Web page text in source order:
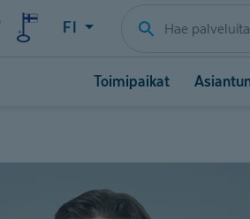
FI
Toimipaikat